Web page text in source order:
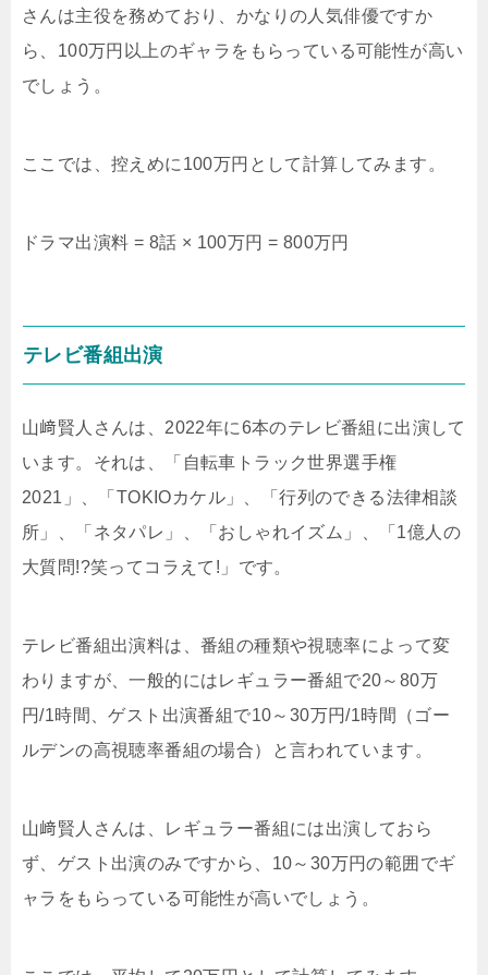
さんは主役を務めており、かなりの人気俳優ですか
ら、100万円以上のギャラをもらっている可能性が高い
でしょう。
ここでは、控えめに100万円として計算してみます。
ドラマ出演料 = 8話 × 100万円 = 800万円
テレビ番組出演
山﨑賢人さんは、2022年に6本のテレビ番組に出演して
います。それは、「自転車トラック世界選手権
2021」、「TOKIOカケル」、「行列のできる法律相談
所」、「ネタパレ」、「おしゃれイズム」、「1億人の
大質問!?笑ってコラえて!」です。
テレビ番組出演料は、番組の種類や視聴率によって変
わりますが、一般的にはレギュラー番組で20～80万
円/1時間、ゲスト出演番組で10～30万円/1時間（ゴー
ルデンの高視聴率番組の場合）と言われています。
山﨑賢人さんは、レギュラー番組には出演しておら
ず、ゲスト出演のみですから、10～30万円の範囲でギ
ャラをもらっている可能性が高いでしょう。